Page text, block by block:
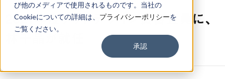
び他のメディアで使用されるものです。当社の
Cookieについての詳細は、 プライバシーポリシーを
ご覧ください。
承認
2021年度グッドデザイン賞審査員に、
林千晶が就任